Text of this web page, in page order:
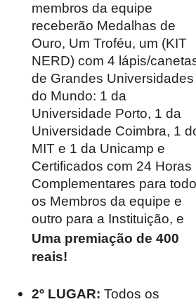
membros da equipe
receberão Medalhas de
Ouro, Um Troféu, um (KIT
NERD) com 4 lápis/
de Grandes Universidades
do Mundo: 1 da
Universidade Porto, 1 da
Universidade Coimbra, 1
MIT e 1 da Unicamp e
Certificados com 24 Horas
Complementares para
os Membros da equipe e
outro para a Instituição, e
Uma premiação de 400
reais!
2º LUGAR: Todos os